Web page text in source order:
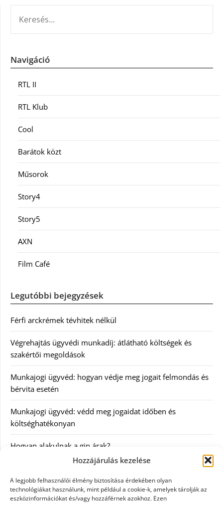
Hozzájárulás kezelése
A legjobb felhasználói élmény biztosítása érdekében olyan
technológiákat használunk, mint például a cookie-k, amelyek tárolják az
eszközinformációkat és/vagy hozzáférnek azokhoz. Ezen
Navigáció
RTL II
RTL Klub
Cool
Barátok közt
Műsorok
Story4
Story5
AXN
Film Café
Legutóbbi bejegyzések
Férfi arckrémek tévhitek nélkül
Végrehajtás ügyvédi munkadíj: átlátható költségek és
szakértői megoldások
Munkajogi ügyvéd: hogyan védje meg jogait felmondás és
bérvita esetén
Munkajogi ügyvéd: védd meg jogaidat időben és
költséghatékonyan
Hogyan alakulnak a gin árak?
Kategóriák
Egészség